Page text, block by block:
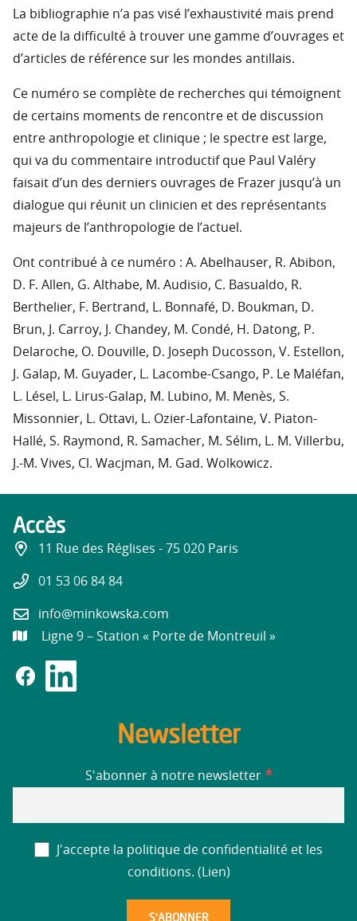
La bibliographie n’a pas visé l’exhaustivité mais prend
acte de la difficulté à trouver une gamme d’ouvrages et
d’articles de référence sur les mondes antillais.
Ce numéro se complète de recherches qui témoignent
de certains moments de rencontre et de discussion
entre anthropologie et clinique ; le spectre est large,
qui va du commentaire introductif que Paul Valéry
faisait d’un des derniers ouvrages de Frazer jusqu’à un
dialogue qui réunit un clinicien et des représentants
majeurs de l’anthropologie de l’actuel.
Ont contribué à ce numéro : A. Abelhauser, R. Abibon,
D. F. Allen, G. Althabe, M. Audisio, C. Basualdo, R.
Berthelier, F. Bertrand, L. Bonnafé, D. Boukman, D.
Brun, J. Carroy, J. Chandey, M. Condé, H. Datong, P.
Delaroche, O. Douville, D. Joseph Ducosson, V. Estellon,
J. Galap, M. Guyader, L. Lacombe-Csango, P. Le Maléfan,
L. Lésel, L. Lirus-Galap, M. Lubino, M. Menès, S.
Missonnier, L. Ottavi, L. Ozier-Lafontaine, V. Piaton-
Hallé, S. Raymond, R. Samacher, M. Sélim, L. M. Villerbu,
J.-M. Vives, Cl. Wacjman, M. Gad. Wolkowicz.
Accès
11 Rue des Réglises - 75 020 Paris
01 53 06 84 84
info@minkowska.com
Ligne 9 – Station « Porte de Montreuil »
Newsletter
S'abonner à notre newsletter *
J'accepte la politique de confidentialité et les
conditions. ( Lien)